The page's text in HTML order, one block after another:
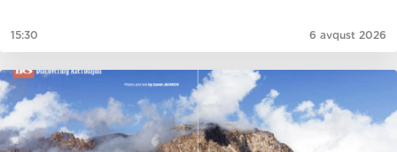
15:30 6 avqust 2026